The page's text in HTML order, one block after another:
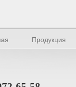
Продукция